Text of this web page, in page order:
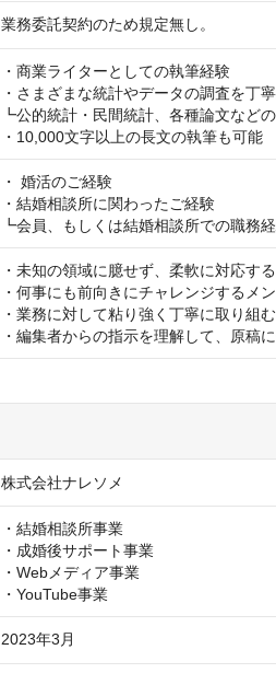
業務委託契約のため規定無し。
・商業ライターとしての執筆経験
・さまざまな統計やデータの調査を丁
┗公的統計・民間統計、各種論文など
・10,000文字以上の長文の執筆も可能
・ 婚活のご経験
・結婚相談所に関わったご経験
┗会員、もしくは結婚相談所での職務
・未知の領域に臆せず、柔軟に対応す
・何事にも前向きにチャレンジするメ
・業務に対して粘り強く丁寧に取り組
・編集者からの指示を理解して、原稿
株式会社ナレソメ
・結婚相談所事業
・成婚後サポート事業
・Webメディア事業
・YouTube事業
2023年3月